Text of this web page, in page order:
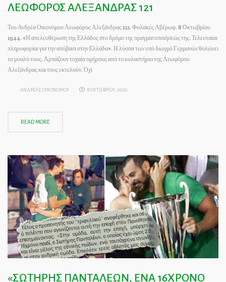
ΛΕΩΦΟΡΟΣ ΑΛΕΞΑΝΔΡΑΣ 121
Του Ανδρέα Οικονόμου Λεωφόρος Αλεξάνδρας 121. Φυλακές Αβέρωφ. 8 Οκτωβρίου
1944. «Η απελευθέρωση της Ελλάδος στο δρόμο της πραγματοποιήσεώς της. Τελευταίαι
πληροφορίαι για την απόβασι στην Ελλάδα». Η λύσσα των υπό διωγμό Γερμανών θολώνει
το μυαλό τους. Αρπάζουν τυχαία ομήρους από το κολαστήριο της Λεωφόρου
Αλεξάνδρας και τους εκτελούν. Όχι
ΑΝΔΡΕΑΣ ΟΙΚΟΝΟΜΟΥ 8 ΟΚΤΩΒΡΙΟΥ, 2020
READ MORE
«ΣΩΤΗΡΗΣ ΠΑΝΤΑΛΕΩΝ, ΕΝΑ 16ΧΡΟΝΟ